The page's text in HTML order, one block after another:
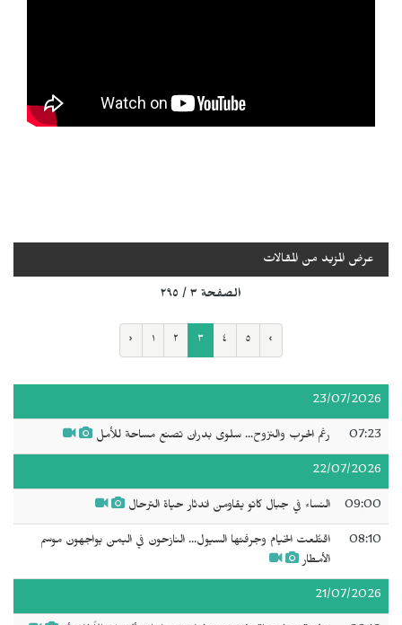
عرض المزيد من المقالات
الصفحة ٣ / ٢٩٥
‹ ١ ٢ ٣ ٤ ٥ ›
23/07/2026
07:23 رغم الحرب والنزوح... سلوى بدران تصنع مساحة للأمل
22/07/2026
09:00 النساء في جبال كاتو يقاومن اندثار حياة الترحال
08:10
اقتُلعت الخيام وجرفتها السيول... النازحون في اليمن يواجهون موسم
الأمطار
21/07/2026